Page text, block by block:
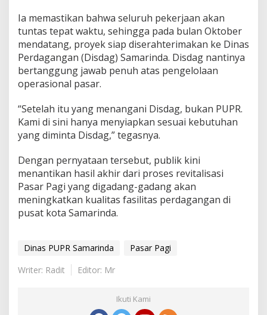
Ia memastikan bahwa seluruh pekerjaan akan
tuntas tepat waktu, sehingga pada bulan Oktober
mendatang, proyek siap diserahterimakan ke Dinas
Perdagangan (Disdag) Samarinda. Disdag nantinya
bertanggung jawab penuh atas pengelolaan
operasional pasar.
“Setelah itu yang menangani Disdag, bukan PUPR.
Kami di sini hanya menyiapkan sesuai kebutuhan
yang diminta Disdag,” tegasnya.
Dengan pernyataan tersebut, publik kini
menantikan hasil akhir dari proses revitalisasi
Pasar Pagi yang digadang-gadang akan
meningkatkan kualitas fasilitas perdagangan di
pusat kota Samarinda.
Dinas PUPR Samarinda
Pasar Pagi
Writer: Radit
Editor: Mr
Ikuti Kami